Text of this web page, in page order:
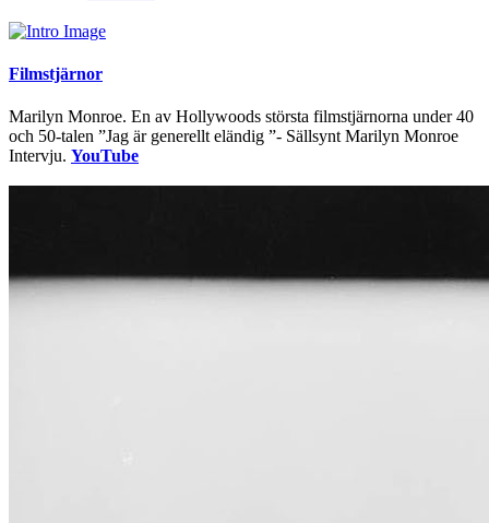
Filmstjärnor
Marilyn Monroe. En av Hollywoods största filmstjärnorna under 40
och 50-talen ”Jag är generellt eländig ”- Sällsynt Marilyn Monroe
Intervju. YouTube